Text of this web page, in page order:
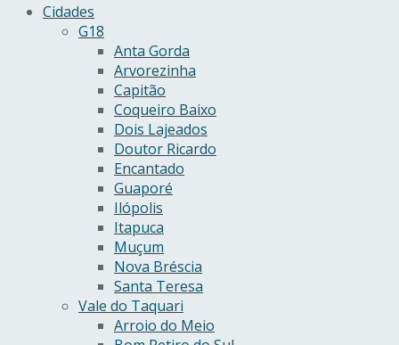
Cidades
G18
Anta Gorda
Arvorezinha
Capitão
Coqueiro Baixo
Dois Lajeados
Doutor Ricardo
Encantado
Guaporé
Ilópolis
Itapuca
Muçum
Nova Bréscia
Santa Teresa
Vale do Taquari
Arroio do Meio